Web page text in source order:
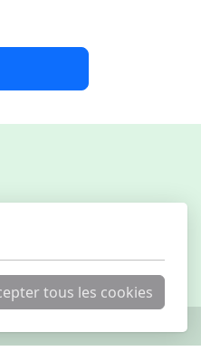
tous les cookies